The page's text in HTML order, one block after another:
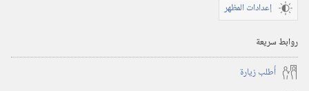
‎٢٠٠٤
إعدادات المظهر
روابط سريعة
أُطلب زيارة